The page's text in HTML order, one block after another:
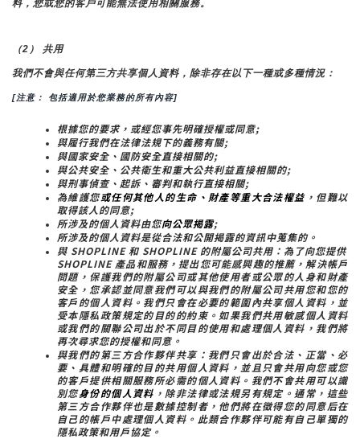
料，您或您的客戶可能無法使用相關服務。
（2） 共用
我們不會與任何第三方共享個人資料，除非存在以下一種或多種情況：
[注意： 包括適用於您業務的所有內容]
根據您的要求，或經您事先明確授權或同意;
與履行我們在法律法規下的義務有關;
與國家安全、國防安全直接相關的;
與公共安全、公共衛生和重大公共利益直接相關的;
與刑事偵查、起訴、審判和執行直接相關;
為維護您或任何其他人的生命、財產等重大合法權益，但難以
取得該人的同意;
所涉及的個人資料由您向公眾揭露;
所涉及的個人資料是從合法和公開揭露的資訊中蒐集的。
與 SHOPLINE 和 SHOPLINE 的附屬公司共用：為了向您提供
SHOPLINE 產品和服務，提出您可能感興趣的推薦，解決帳戶
問題，保護我們的附屬公司或其他使用者或公眾的人身和財產
安全，您承認並同意我們可以與我們的附屬公司共用您和您的
客戶的個人資料。我們只會在必要的範圍內共享個人資料，並
受本隱私政策規定的目的的約束。如果我們共用敏感個人資料
或我們的關聯公司出於不同目的使用和處理個人資料，我們將
再次尋求您的授權和同意。
與我們的第三方合作夥伴共享：我們只會出於合法、正當、必
要、具體和明確的目的共用個人資料，並且只會共用向您或您
的客戶提供相關服務所必需的個人資料。我們不會共用可以識
別您身份的個人資料 ，除非法律或法規另有規定。通常，這些
第三方合作夥伴也是數據控制者，他們將在徵得您的同意后在
自己的帳戶中處理個人資料。此類合作夥伴可能有自己單獨的
隱私政策和用戶協定。